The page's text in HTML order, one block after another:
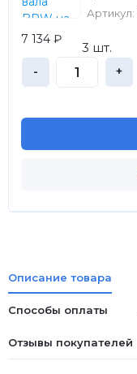
Артикул:
7 134 ₽
3 шт.
- +
Описание товара
Способы оплаты
Отзывы покупателей